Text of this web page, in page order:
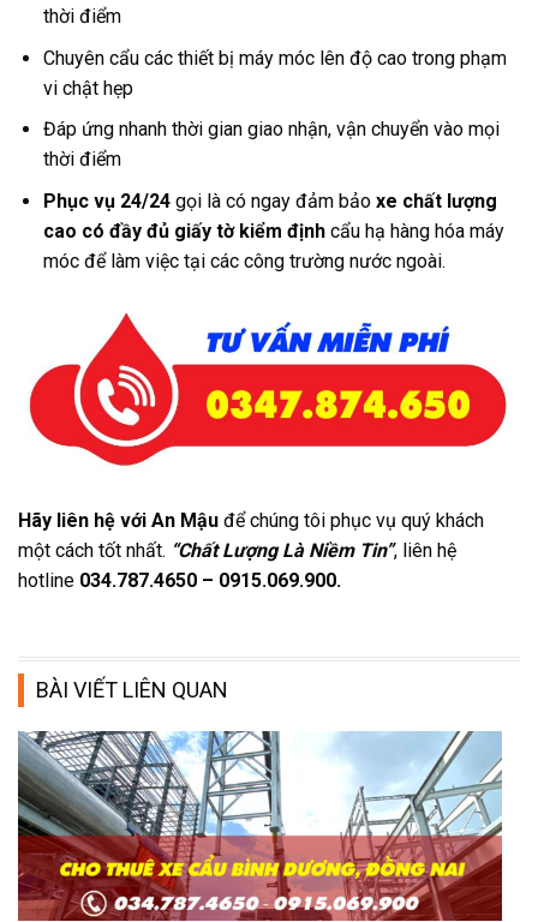
thời điểm
Chuyên cẩu các thiết bị máy móc lên độ cao trong phạm
vi chật hẹp
Đáp ứng nhanh thời gian giao nhận, vận chuyển vào mọi
thời điểm
Phục vụ 24/24gọi là có ngay đảm bảo xe chất lượng
cao có đầy đủ giấy tờ kiểm địnhcẩu hạ hàng hóa máy
móc để làm việc tại các công trường nước ngoài.
Hãy liên hệ với An Mậu để chúng tôi phục vụ quý khách
một cách tốt nhất. “Chất Lượng Là Niềm Tin”, liên hệ
hotline 034.787.4650 – 0915.069.900.
BÀI VIẾT LIÊN QUAN